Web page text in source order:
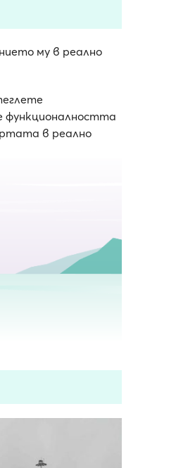
му в реално
функционалността
в реално